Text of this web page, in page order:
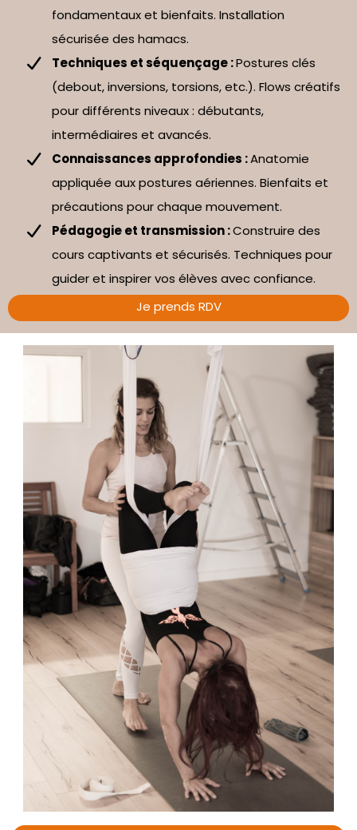
fondamentaux et bienfaits. Installation
sécurisée des hamacs.
Techniques et séquençage :Postures clés
(debout, inversions, torsions, etc.). Flows créatifs
pour différents niveaux : débutants,
intermédiaires et avancés.
Connaissances approfondies :Anatomie
appliquée aux postures aériennes. Bienfaits et
précautions pour chaque mouvement.
Pédagogie et transmission :Construire des
cours captivants et sécurisés. Techniques pour
guider et inspirer vos élèves avec confiance.
Je prends RDV